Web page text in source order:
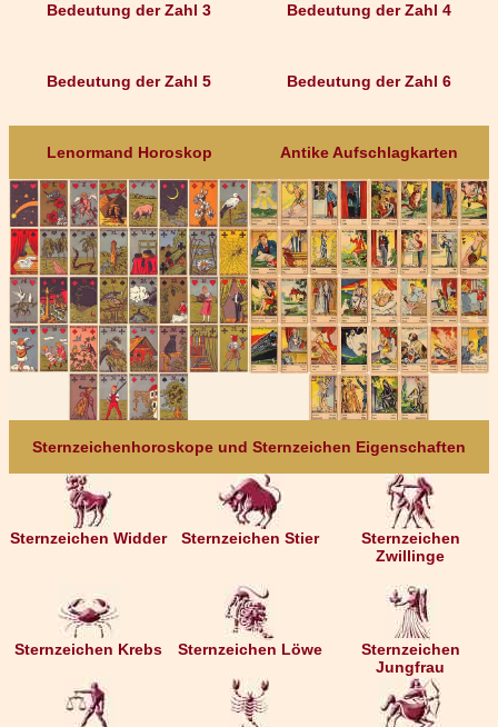
Bedeutung der Zahl 3
Bedeutung der Zahl 5
Bedeutung der Zahl 4
Bedeutung der Zahl 6
Lenormand Horoskop Antike Aufschlagkarten
Sternzeichenhoroskope und Sternzeichen Eigenschaften
Sternzeichen Widder Sternzeichen Stier
Sternzeichen
Zwillinge
Sternzeichen Krebs Sternzeichen Löwe
Sternzeichen
Jungfrau